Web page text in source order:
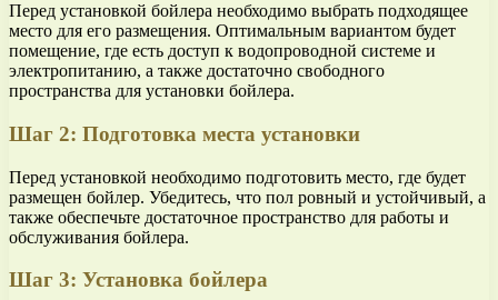
Перед установкой бойлера необходимо выбрать подходящее
место для его размещения. Оптимальным вариантом будет
помещение, где есть доступ к водопроводной системе и
электропитанию, а также достаточно свободного
пространства для установки бойлера.
Шаг 2: Подготовка места установки
Перед установкой необходимо подготовить место, где будет
размещен бойлер. Убедитесь, что пол ровный и устойчивый, а
также обеспечьте достаточное пространство для работы и
обслуживания бойлера.
Шаг 3: Установка бойлера